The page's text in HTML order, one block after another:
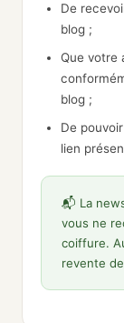
De
blog ;
Que votre
blog ;
De
lien
📬 La
vous ne
coiffure.
revente